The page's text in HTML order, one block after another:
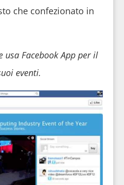
che confezionato in
usa Facebook App per il
eventi.